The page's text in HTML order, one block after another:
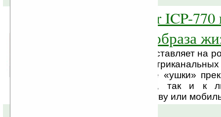
Наушники iriver ICP-770
для активного образа
Компания iriver – представляет на
две новые модели
770 и IEP-300. Новые «ушки»
как к плеерам iriver, так и к
мультимедиа-устройству или